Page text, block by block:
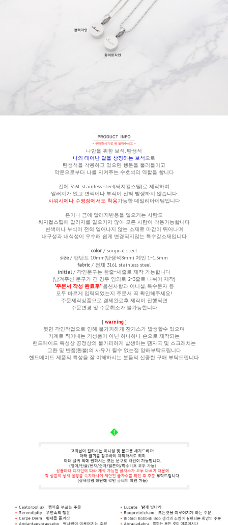
나만을 위한 보석, 탄생석
나의 태어난 달을 상징하는 보석으로
탄생석을 착용하고 있으면 행운을 불러들이고
악운으로부터 나를 지켜주는 수호석의 역할을 합니다
전체 316L stainless steel[써지컬스틸]로 제작하여
알러지가 없고 변색이나 부식이 전혀 발생하지 않습니다
샤워시에나 수영장에서도 착용가능한 데일리아이템입니다
은이나 금에 알러지반응을 일으키는 사람도
써지컬스틸에 알러지를 일으키지 않아 모든 사람이 착용가능합니다
변색이나 부식이 전혀 일어나지 않는 소재로 마감이 뛰어나며
내구성과 내식성이 우수해 쉽게 변경되지않는 특수강소재입니다
color / surgical steel
size/ 팬던트 10mm(탄생석8mm) 체인 1~1.5mm
fabric / 전체 316L stainless steel
initial/ 각인문구는 한줄~세줄로 제작 가능합니다
(남겨주신 문구가 긴 경우 임의로 2~3줄로 나뉘어 제작)
"주문서 작성 완료후" 옵션사항과 이니셜, 특수문자 등
모두 바르게 입력되었는지 주문서 꼭 확인해주세요!
주문제작상품으로 결제완료후 제작이 진행되면
주문변경 및 주문취소가 불가능합니다
[ warning ]
뒷면 각인작업으로 인해 불가피하게 잔기스가 발생할수 있으며
기계로 찍어내는 기성품이 아닌 하나하나 손으로 제작되는
핸드메이드 특성상 공정상의 불가피하게 발생하는 땜자국 및 스크래치는
교환 및 반품(환불)의 사유가 될수 없는점 양해부탁드립니다
핸드메이드 제품의 특성을 잘 이해하시는 분들의 신중한 구매 부탁드립니다